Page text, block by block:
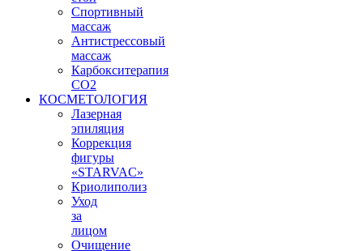
Спортивный
массаж
Антистрессовый
массаж
Карбокситерапия
СО2
КОСМЕТОЛОГИЯ
Лазерная
эпиляция
Коррекция
фигуры
«STARVAС»
Криолиполиз
Уход
за
лицом
Очищение